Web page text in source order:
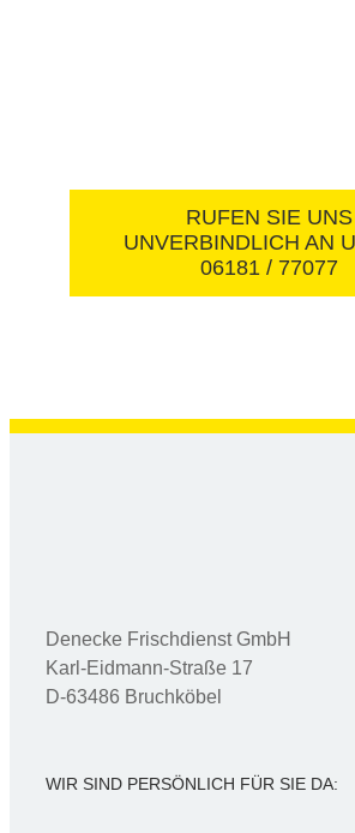
RUFEN SIE UNS
UNVERBINDLICH AN
06181 / 77077
Denecke Frischdienst GmbH
Karl-Eidmann-Straße 17
D-63486 Bruchköbel
WIR SIND PERSÖNLICH FÜR SIE DA: